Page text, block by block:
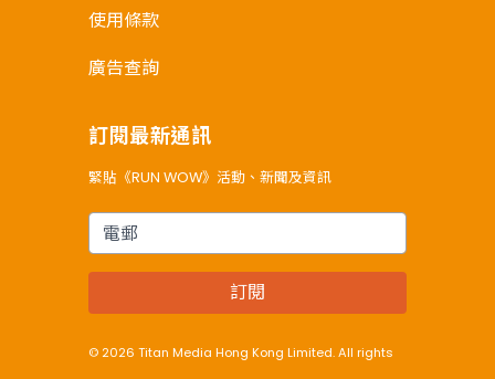
使用條款
廣告查詢
訂閱最新通訊
緊貼《RUN WOW》活動、新聞及資訊
電郵
訂閱
© 2026 Titan Media Hong Kong Limited. All rights